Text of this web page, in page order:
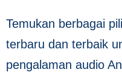
Temukan berbagai
terbaru dan terbaik
pengalaman audio